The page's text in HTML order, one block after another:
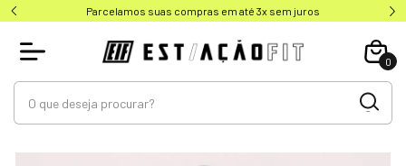
Parcelamos suas compras em até 3x sem juros
0